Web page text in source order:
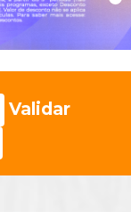
Validar